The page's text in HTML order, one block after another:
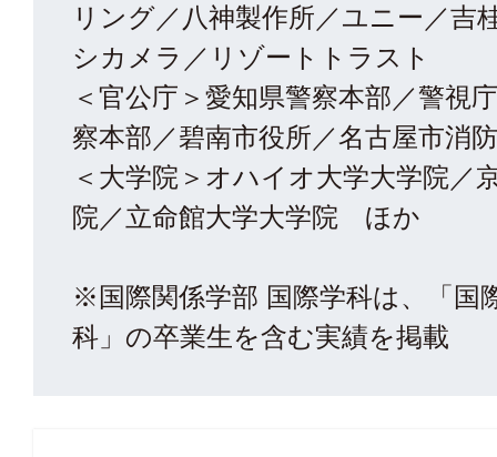
リング／八神製作所／ユニー／吉
シカメラ／リゾートトラスト
＜官公庁＞愛知県警察本部／警視
察本部／碧南市役所／名古屋市消
＜大学院＞オハイオ大学大学院／
院／立命館大学大学院 ほか
※国際関係学部 国際学科は、「国
科」の卒業生を含む実績を掲載